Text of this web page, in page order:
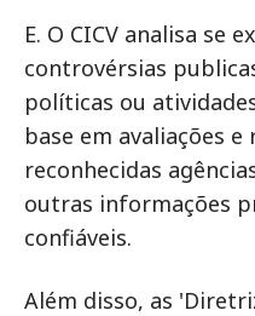
E. O CICV analisa se
controvérsias
políticas ou
base em avaliações
reconhecidas
outras informações
confiáveis.
Além disso, as